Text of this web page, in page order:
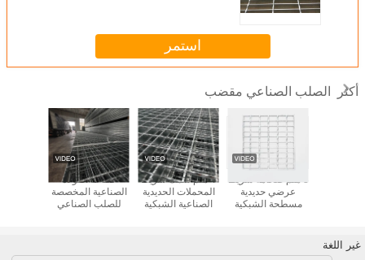
استمر
أكثر الصلب الصناعي مقضب
صناعة الفولاذ
الصناعية المخصصة
للصلب الصناعي
الصلب الصلب
4 ملم سمك شريط
المحملات الحديدية
الصناعية الشبكية
3 ملم ضخامة شريط
عرضي حديدية
مسطحة الشبكية
غير اللغة